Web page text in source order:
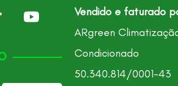
Vendido e faturado
ARgreen
Condicionado
50.340.814/0001-43